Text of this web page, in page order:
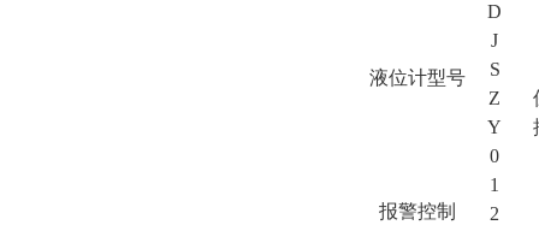
液位计型号
D
J
S
Z
Y
报警控制
0
1
2